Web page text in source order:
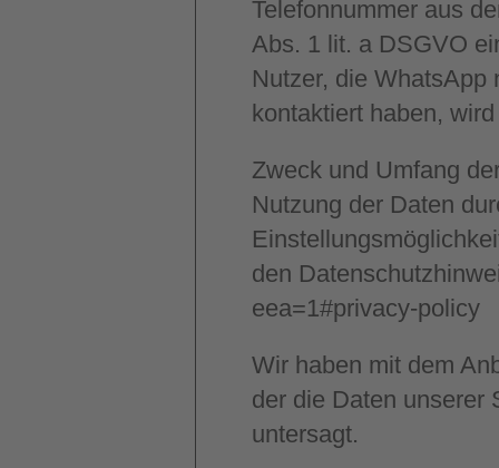
Telefonnummer aus
Abs. 1 lit. a DSGVO
Nutzer, die WhatsApp
kontaktiert haben,
Zweck und Umfang
Nutzung der Daten
den
eea=1#privacy-policy
Wir haben mit dem
der die Daten unserer
untersagt.